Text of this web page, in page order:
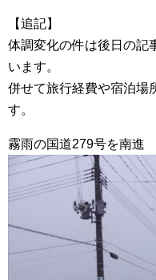
【追記】
体調変化の件は後日の記
います。
併せて旅行経費や宿泊場
す。
霧雨の国道279号を南進